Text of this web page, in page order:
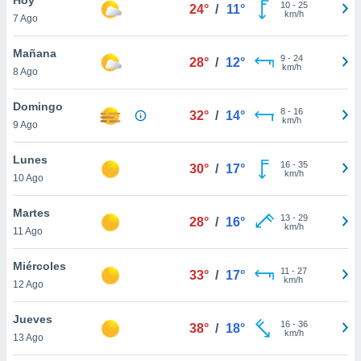
en
más
nuestra
de
cookies
aceptar
7 Ago
24° / 11° 10- 25
km/h
Mañana
8 Ago
28° / 12° 9- 24
km/h
Domingo
9 Ago
32° / 14° 8- 16
km/h
Lunes
10 Ago
30° / 17° 16- 35
km/h
Martes
11 Ago
28° / 16° 13- 29
km/h
Miércoles
12 Ago
33° / 17° 11 - 27
km/h
Jueves
13 Ago
38° / 18° 16- 36
km/h